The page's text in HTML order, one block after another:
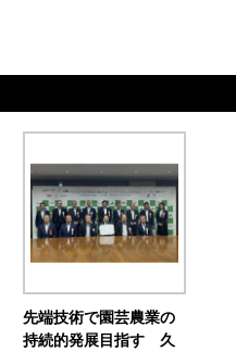
先端技術で園芸農業の
持続的発展目指す 久